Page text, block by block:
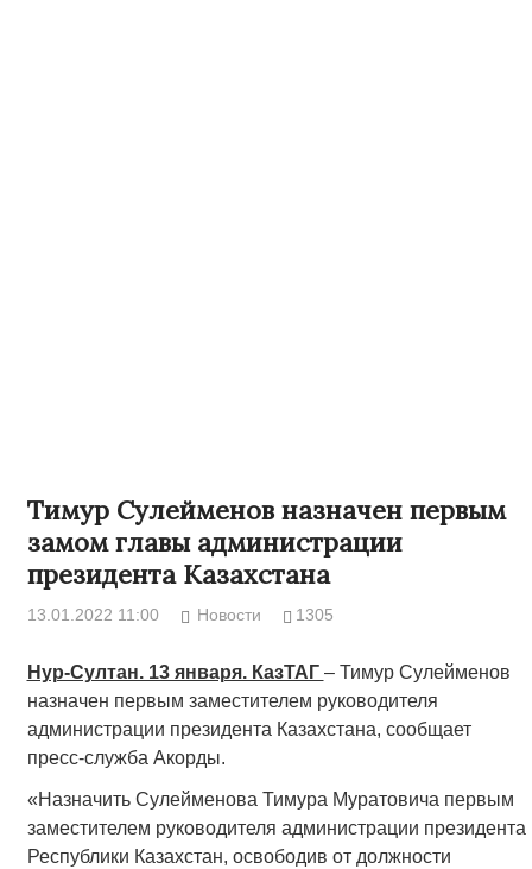
Тимур Сулейменов назначен первым
замом главы администрации
президента Казахстана
13.01.2022 11:00 Новости 1305
Нур-Султан. 13 января. КазТАГ – Тимур Сулейменов
назначен первым заместителем руководителя
администрации президента Казахстана, сообщает
пресс-служба Акорды.
«Назначить Сулейменова Тимура Муратовича первым
заместителем руководителя администрации президента
Республики Казахстан, освободив от должности